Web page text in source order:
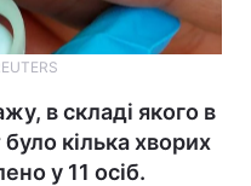
в складі якого в
кілька хворих
у 11 осіб.